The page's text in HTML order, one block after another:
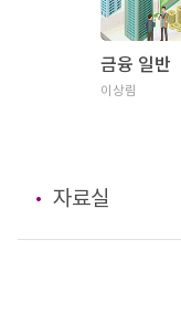
금융 일반
이상림
자료실